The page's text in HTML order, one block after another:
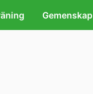
Gemenskap